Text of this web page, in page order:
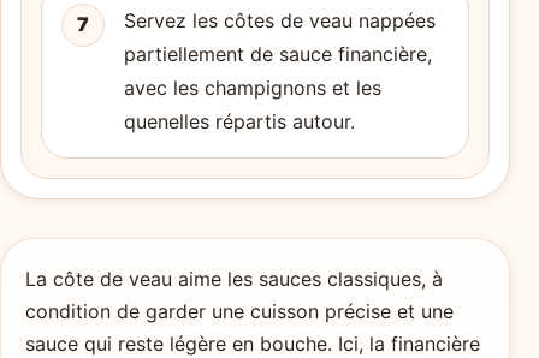
7
Servez les côtes de veau nappées
partiellement de sauce financière,
avec les champignons et les
quenelles répartis autour.
La côte de veau aime les sauces classiques, à
condition de garder une cuisson précise et une
sauce qui reste légère en bouche. Ici, la financière